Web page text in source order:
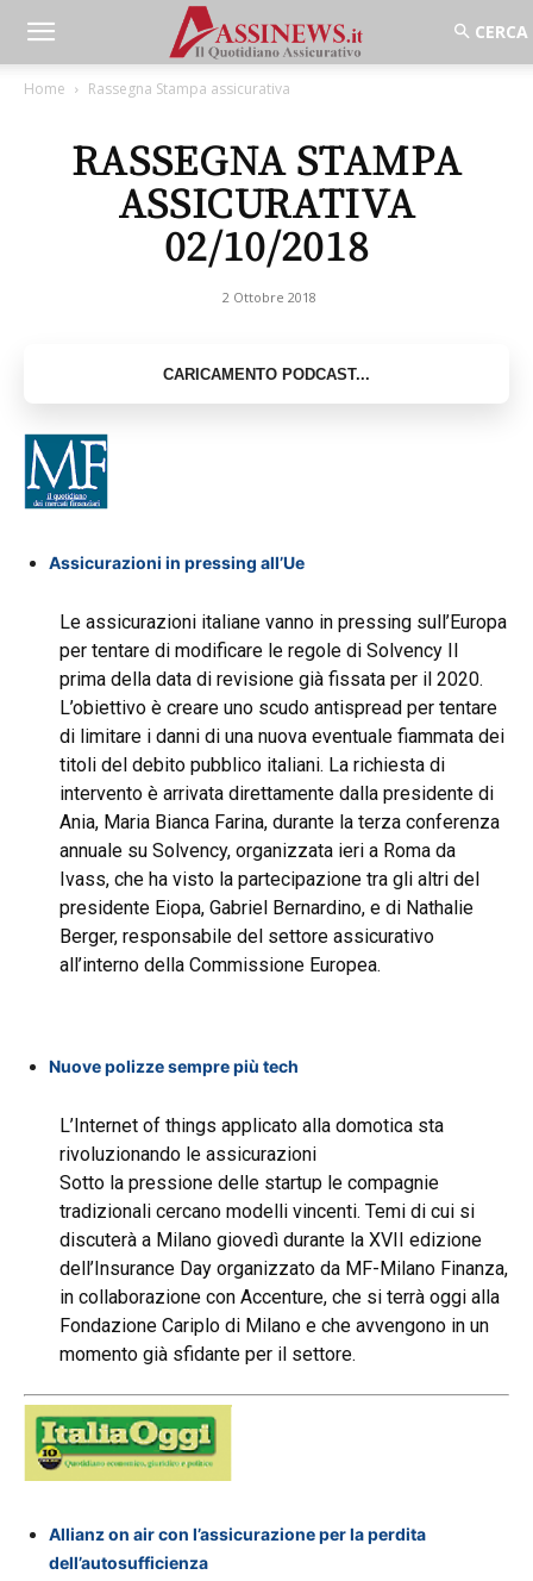
Home Rassegna Stampa assicurativa
RASSEGNA STAMPA
ASSICURATIVA
02/10/2018
2 Ottobre 2018
Assicurazioni in pressing all’Ue
Le assicurazioni italiane vanno in pressing sull’Europa
per tentare di modificare le regole di Solvency II
prima della data di revisione già fissata per il 2020.
L’obiettivo è creare uno scudo antispread per tentare
di limitare i danni di una nuova eventuale fiammata dei
titoli del debito pubblico italiani. La richiesta di
intervento è arrivata direttamente dalla presidente di
Ania, Maria Bianca Farina, durante la terza conferenza
annuale su Solvency, organizzata ieri a Roma da
Ivass, che ha visto la partecipazione tra gli altri del
presidente Eiopa, Gabriel Bernardino, e di Nathalie
Berger, responsabile del settore assicurativo
all’interno della Commissione Europea.
Nuove polizze sempre più tech
L’Internet of things applicato alla domotica sta
rivoluzionando le assicurazioni
Sotto la pressione delle startup le compagnie
tradizionali cercano modelli vincenti. Temi di cui si
discuterà a Milano giovedì durante la XVII edizione
dell’Insurance Day organizzato da MF-Milano Finanza,
in collaborazione con Accenture, che si terrà oggi alla
Fondazione Cariplo di Milano e che avvengono in un
momento già sfidante per il settore.
Allianz on air con l’assicurazione per la perdita
dell’autosufficienza